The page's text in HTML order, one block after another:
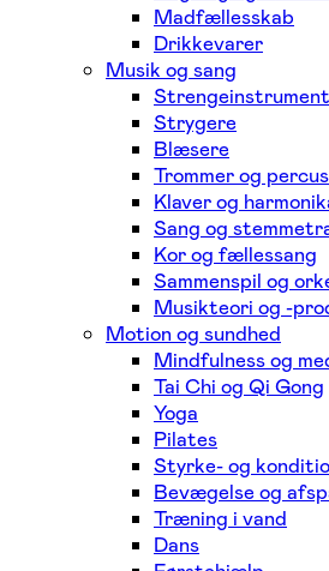
Madfællesskab
Drikkevarer
Musik og sang
Strygere
Blæsere
Trommer og
Klaver og
Sang og
Kor og fællessang
Sammenspil og
Musikteori og -
Motion og sundhed
Mindfulness og
Tai Chi og Qi Gong
Yoga
Pilates
Styrke- og
Bevægelse og
Træning i vand
Dans